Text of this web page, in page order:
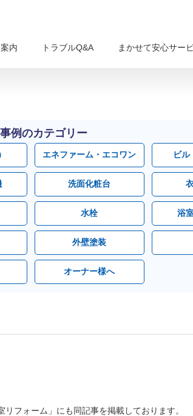
内 トラブルQ&A まかせて安心サー
例のカテゴリー
エネファーム・エコワン ビル
洗面化粧台
水栓 浴
外壁塗装
オーナー様へ
フォーム」にも同記事を掲載しております。